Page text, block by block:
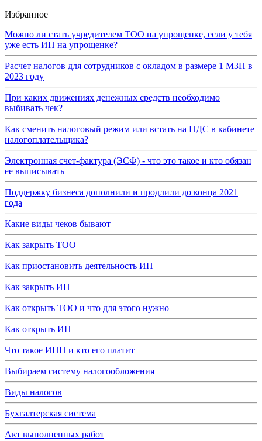
Избранное
Можно ли стать учредителем ТОО на упрощенке, если у тебя
уже есть ИП на упрощенке?
Расчет налогов для сотрудников с окладом в размере 1 МЗП в
2023 году
При каких движениях денежных средств необходимо
выбивать чек?
Как сменить налоговый режим или встать на НДС в кабинете
налогоплательщика?
Электронная счет-фактура (ЭСФ) - что это такое и кто обязан
ее выписывать
Поддержку бизнеса дополнили и продлили до конца 2021
года
Какие виды чеков бывают
Как закрыть ТОО
Как приостановить деятельность ИП
Как закрыть ИП
Как открыть ТОО и что для этого нужно
Как открыть ИП
Что такое ИПН и кто его платит
Выбираем систему налогообложения
Виды налогов
Бухгалтерская система
Акт выполненных работ